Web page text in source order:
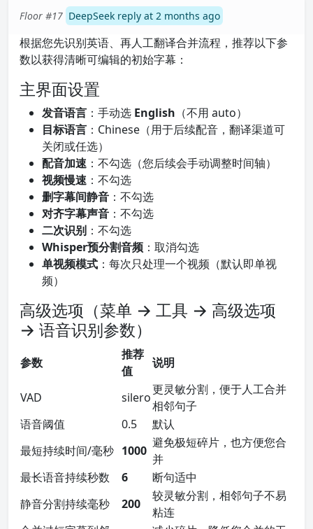
Floor #17 DeepSeek reply at 2 months ago
根据您先识别英语、再人工翻译合并流程，推荐以下参
数以获得清晰可编辑的初始字幕：
主界面设置
发音语言 ：手动选 English （不用 auto）
目标语言 ：Chinese（用于后续配音，翻译渠道可
关闭或任选）
配音加速 ：不勾选（您后续会手动调整时间轴）
视频慢速 ：不勾选
删字幕间静音 ：不勾选
对齐字幕声音 ：不勾选
二次识别 ：不勾选
Whisper预分割音频 ：取消勾选
单视频模式 ：每次只处理一个视频（默认即单视
频）
高级选项（菜单 → 工具 → 高级选项
→ 语音识别参数）
参数
推荐
值
说明
VAD silero
更灵敏分割，便于人工合并
相邻句子
语音阈值
0.5
默认
最短持续时间/毫秒 1000
避免极短碎片，也方便您合
并
最长语音持续秒数
6
断句适中
静音分割持续毫秒
200
较灵敏分割，相邻句子不易
粘连